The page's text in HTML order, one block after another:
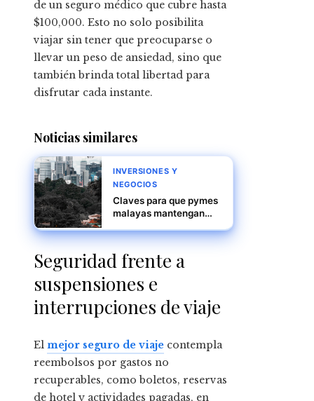
de un seguro médico que cubre hasta
$100,000. Esto no solo posibilita
viajar sin tener que preocuparse o
llevar un peso de ansiedad, sino que
también brinda total libertad para
disfrutar cada instante.
Noticias similares
INVERSIONES Y
NEGOCIOS
Claves para que pymes
malayas mantengan
certificaciones en
cadenas globales.
Seguridad frente a
suspensiones e
interrupciones de viaje
El mejor seguro de viaje contempla
reembolsos por gastos no
recuperables, como boletos, reservas
de hotel y actividades pagadas, en